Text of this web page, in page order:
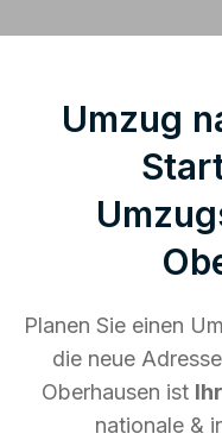
Umzug
Planen Sie einen
die neue
Oberhausen ist
nationale &